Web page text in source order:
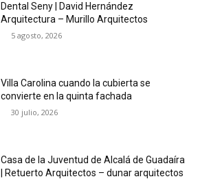
Dental Seny | David Hernández
Arquitectura – Murillo Arquitectos
5 agosto, 2026
Villa Carolina cuando la cubierta se
convierte en la quinta fachada
30 julio, 2026
Casa de la Juventud de Alcalá de Guadaíra
| Retuerto Arquitectos – dunar arquitectos